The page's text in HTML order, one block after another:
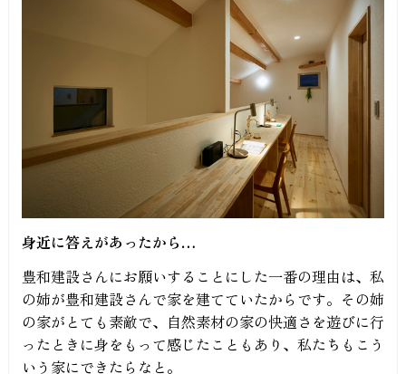
身近に答えがあったから…
豊和建設さんにお願いすることにした一番の理由は、私
の姉が豊和建設さんで家を建てていたからです。その姉
の家がとても素敵で、自然素材の家の快適さを遊びに行
ったときに身をもって感じたこともあり、私たちもこう
いう家にできたらなと。